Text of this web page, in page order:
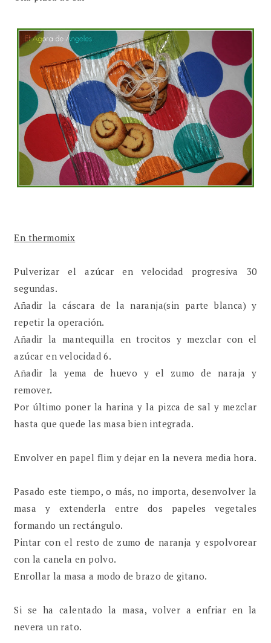
En thermomix
Pulverizar el azúcar en velocidad progresiva 30
segundas.
Añadir la cáscara de la naranja(sin parte blanca) y
repetir la operación.
Añadir la mantequilla en trocitos y mezclar con el
azúcar en velocidad 6.
Añadir la yema de huevo y el zumo de naraja y
remover.
Por último poner la harina y la pizca de sal y mezclar
hasta que quede las masa bien integrada.
Envolver en papel flim y dejar en la nevera media hora.
Pasado este tiempo, o más, no importa, desenvolver la
masa y extenderla entre dos papeles vegetales
formando un rectángulo.
Pintar con el resto de zumo de naranja y espolvorear
con la canela en polvo.
Enrollar la masa a modo de brazo de gitano.
Si se ha calentado la masa, volver a enfriar en la
nevera un rato.